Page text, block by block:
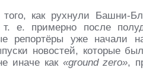
того, как рухнули Башни-
примерно после
репортёры уже начали
новостей, которые
иначе как «ground zero»,